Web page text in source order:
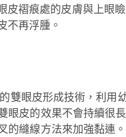
皮褶痕處的皮膚與上眼
不再浮腫。
眼皮形成技術，利用
眼皮的效果不會持續很
的縫線方法來加強黏連。